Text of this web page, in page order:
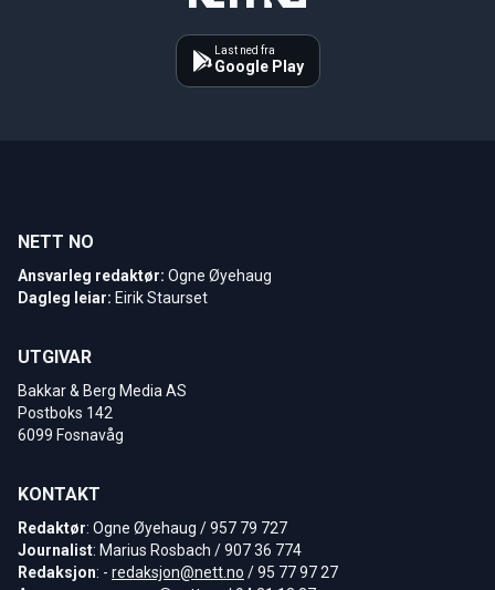
Last ned fra
Google Play
NETT NO
Ansvarleg redaktør: Ogne Øyehaug
Dagleg leiar: Eirik Staurset
UTGIVAR
Bakkar & Berg Media AS
Postboks 142
6099 Fosnavåg
KONTAKT
Redaktør: Ogne Øyehaug / 957 79 727
Journalist: Marius Rosbach / 907 36 774
Redaksjon: - redaksjon@nett.no / 95 77 97 27